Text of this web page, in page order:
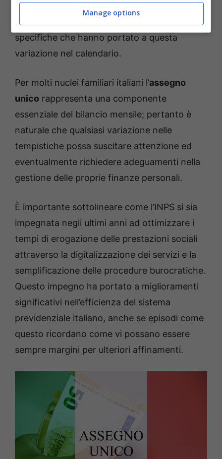
Nazionale della Previdenza Socialenon ha
fornito spiegazioni dettagliate sulle cause
specifiche che hanno portato a questa
variazione nel calendario.
Per molti nuclei familiari italiani l’assegno
unico rappresenta una componente
essenziale del bilancio mensile; pertanto è
naturale che qualsiasi variazione nelle
tempistiche possa suscitare attenzione ed
eventualmente richiedere adeguamenti nella
gestione delle proprie finanze personali.
È importante sottolineare come l’INPS si sia
impegnata negli ultimi anni ad ottimizzare i
tempi di erogazione delle prestazioni sociali
attraverso la digitalizzazione dei servizi e la
semplificazione delle procedure burocratiche.
Questo impegno ha portato a miglioramenti
significativi nell’efficienza del sistema
previdenziale italiano, anche se episodi come
questo ricordano come vi possano essere
sempre margini per ulteriori affinamenti.
Manage options